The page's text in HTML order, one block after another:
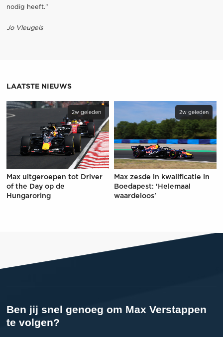
nodig heeft."
Jo Vleugels
LAATSTE NIEUWS
2w geleden
Max uitgeroepen tot Driver
of the Day op de
Hungaroring
2w geleden
Max zesde in kwalificatie in
Boedapest: 'Helemaal
waardeloos'
Ben jij snel genoeg om Max Verstappen
te volgen?